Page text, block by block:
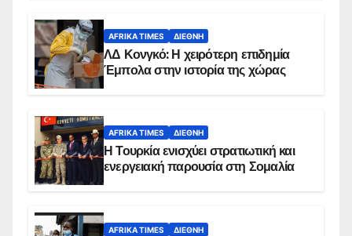
AFRIKA TIMES ΔΙΕΘΝΉ
ΛΔ Κονγκό: Η χειρότερη επιδημία
Έμπολα στην ιστορία της χώρας
AFRIKA TIMES ΔΙΕΘΝΉ
Η Τουρκία ενισχύει στρατιωτική και
ενεργειακή παρουσία στη Σομαλία
AFRIKA TIMES ΔΙΕΘΝΉ